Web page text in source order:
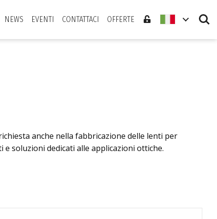
NEWS EVENTI CONTATTACI OFFERTE Search
anche nella fabbricazione delle lenti per
soluzioni dedicati alle applicazioni ottiche.